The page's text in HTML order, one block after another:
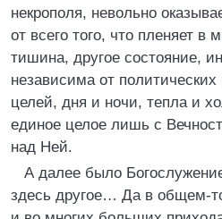
некрополя, невольно
от всего того, что пленяет в
тишина, другое состояние,
независима от
целей, дня и ночи, тепла и
единое целое лишь с
над Ней.
А далее было
здесь другое… Да в общем-